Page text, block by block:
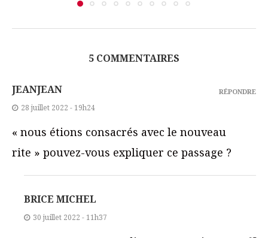
5 COMMENTAIRES
JEANJEAN
28 juillet 2022 - 19h24
« nous étions consacrés avec le nouveau
rite » pouvez-vous expliquer ce passage ?
RÉPONDRE
BRICE MICHEL
30 juillet 2022 - 11h37